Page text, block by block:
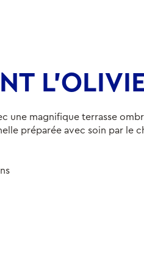
une magnifique terrasse
préparée avec soin par le